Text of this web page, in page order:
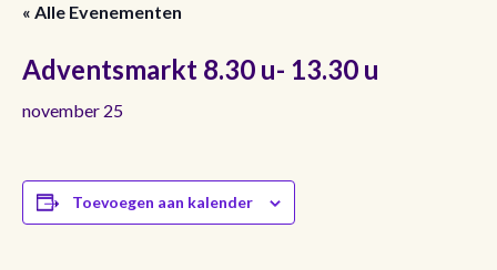
« Alle Evenementen
Adventsmarkt 8.30 u- 13.30 u
november 25
Toevoegen aan kalender